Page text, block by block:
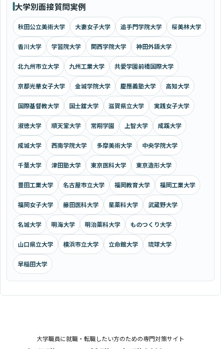
大学別面接質問実例
秋田公立美術大学 大妻女子大学 追手門学院大学 桜美林大学
香川大学 学習院大学 関西学院大学 神田外語大学
北九州市立大学 九州工業大学 共愛学園前橋国際大学
京都光華女子大学 金城学院大学 慶應義塾大学 高知大学
国際基督教大学 国士舘大学 滋賀県立大学 実践女子大学
淑徳大学 順天堂大学 常翔学園 上智大学 成蹊大学
成城大学 西南学院大学 多摩美術大学 中央学院大学
千葉大学 津田塾大学 東京医科大学 東京造形大学
豊田工業大学 名古屋市立大学 福岡教育大学 福岡工業大学
福岡女子大学 藤田医科大学 星薬科大学 武蔵野大学
名城大学 明海大学 明治薬科大学 ものつくり大学
山口県立大学 横浜市立大学 立命館大学 琉球大学
早稲田大学
大学職員に就職・転職したい方のための専門対策サイト